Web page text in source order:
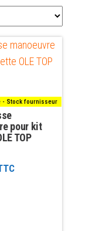
- Stock fournisseur
pour kit
TOP